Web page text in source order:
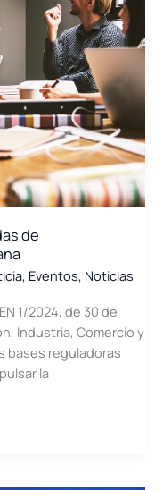
de
, Eventos, Noticias
1/2024, de 30 de
Industria, Comercio y
bases reguladoras
la